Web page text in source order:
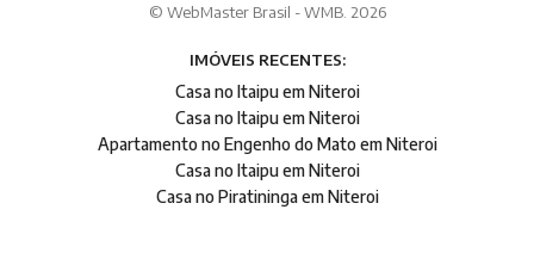
© WebMaster Brasil - WMB. 2026
IMÓVEIS RECENTES:
Casa no Itaipu em Niteroi
Casa no Itaipu em Niteroi
Apartamento no Engenho do Mato em Niteroi
Casa no Itaipu em Niteroi
Casa no Piratininga em Niteroi